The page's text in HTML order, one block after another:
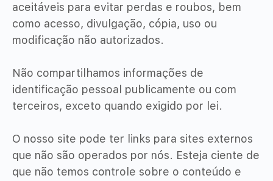
aceitáveis ​​para evitar perdas e roubos, bem
como acesso, divulgação, cópia, uso ou
modificação não autorizados.
Não compartilhamos informações de
identificação pessoal publicamente ou com
terceiros, exceto quando exigido por lei.
O nosso site pode ter links para sites externos
que não são operados por nós. Esteja ciente de
que não temos controle sobre o conteúdo e